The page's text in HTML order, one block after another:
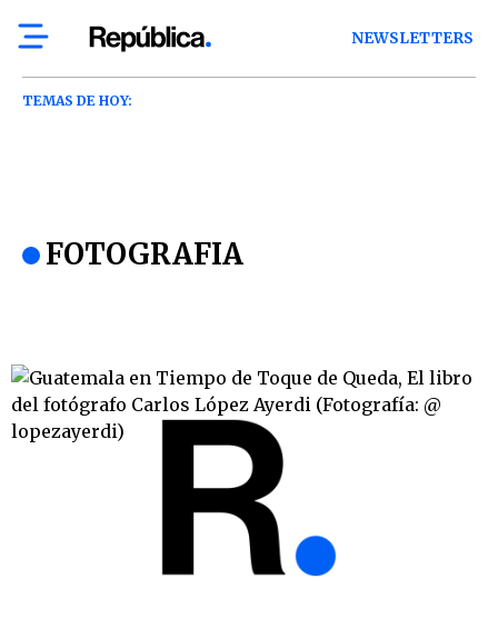
NEWSLETTERS
TEMAS DE HOY:
FOTOGRAFIA